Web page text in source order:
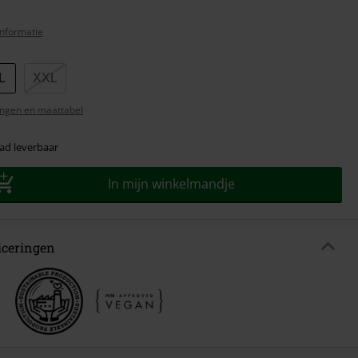
XXL
en maattabel
leverbaar
In mijn winkelmandje